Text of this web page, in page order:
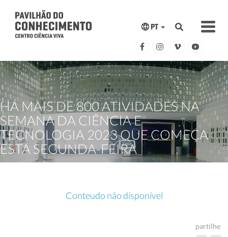
PT
HÁ MAIS DE 800 ATIVIDADES NA
SEMANA DA CIÊNCIA E
TECNOLOGIA 2023 QUE COMEÇA
ESTA SEGUNDA-FEIRA
Conteudo não disponível
partilhe